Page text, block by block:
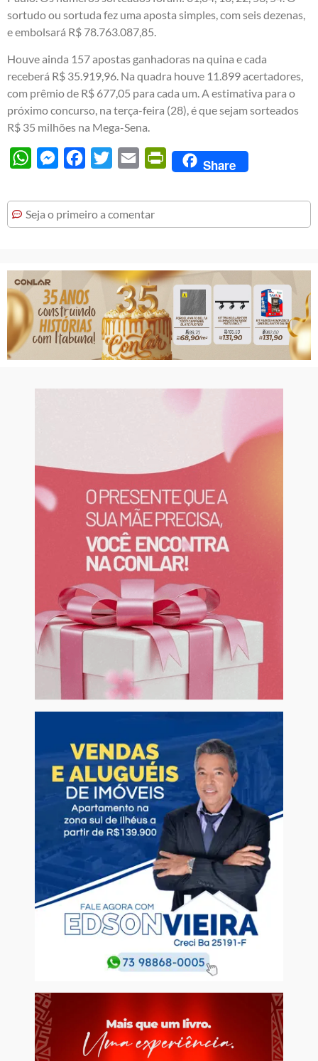
sortudo ou sortuda fez uma aposta simples, com seis dezenas,
e embolsará R$ 78.763.087,85.
Houve ainda 157 apostas ganhadoras na quina e cada
receberá R$ 35.919,96. Na quadra houve 11.899 acertadores,
com prêmio de R$ 677,05 para cada um. A estimativa para o
próximo concurso, na terça-feira (28), é que sejam sorteados
R$ 35 milhões na Mega-Sena.
WhatsAppMessengerFacebook
Twitter Email PrintFriendly
Share
Seja o primeiro a comentar